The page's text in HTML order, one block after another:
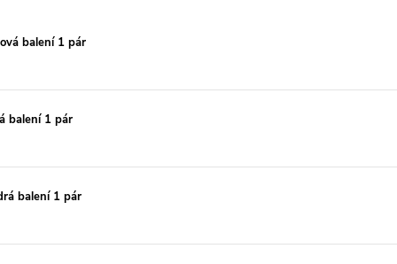
balení 1 pár
balení 1 pár
balení 1 pár